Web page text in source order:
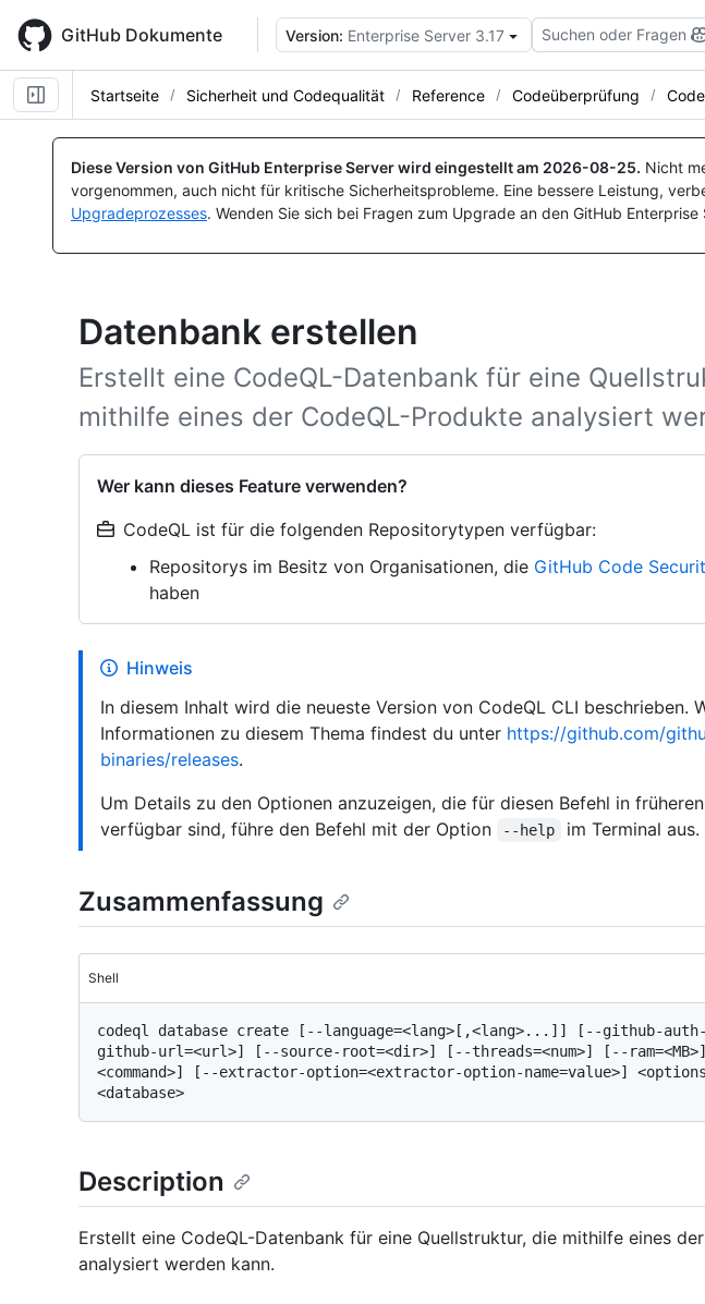
main
content
GitHub Dokumente Version: Enterprise Server 3.17 Suchen oder Fragen
Startseite Sicherheit und Codequalität Reference Codeüberprüfung
Diese Version von GitHub Enterprise Server wird eingestellt am 2026-08-25. Nicht
vorgenommen, auch nicht für kritische Sicherheitsprobleme. Eine bessere Leistung,
Upgradeprozesses. Wenden Sie sich bei Fragen zum Upgrade an den GitHub Enterprise
Datenbank erstellen
Erstellt eine CodeQL-Datenbank für eine
mithilfe eines der CodeQL-Produkte analysiert
Wer kann dieses Feature verwenden?
CodeQL ist für die folgenden Repositorytypen verfügbar:
Repositorys im Besitz von Organisationen, die GitHub Code
haben
Hinweis
In diesem Inhalt wird die neueste Version von CodeQL CLI beschrieben.
Informationen zu diesem Thema findest du unter https://github.com/
binaries/releases.
Um Details zu den Optionen anzuzeigen, die für diesen Befehl in
verfügbar sind, führe den Befehl mit der Option
--help im Terminal aus.
Zusammenfassung
Shell
codeql database create [--language=<lang>[,<lang>...]] [--github-
github-url=<url>] [--source-root=<dir>] [--threads=<num>] [--ram=<MB>]
<command>] [--extractor-option=<extractor-option-name=value>]
Description
Erstellt eine CodeQL-Datenbank für eine Quellstruktur, die mithilfe eines
analysiert werden kann.